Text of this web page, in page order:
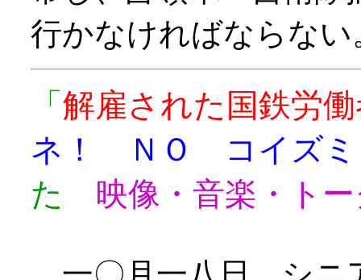
行かなければならない
「 解雇された国鉄労
ネ！ ＮＯ コイズミ
た 映像・音楽・ト